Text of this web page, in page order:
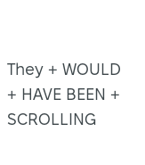
They + WOULD
+ HAVE BEEN +
SCROLLING